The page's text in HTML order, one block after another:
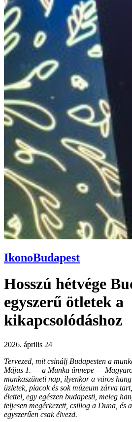
IkonoBudapest
Hosszú hétvége
egyszerű ötletek a
kikapcsolódáshoz
2026. április 24
Tervezed, mit csinálj Budapesten a
Május 1. — a Munka ünnepe —
munkaszüneti nap, ilyenkor a város
üzletek, piacok és sok múzeum zárva
élettel, egy egészen budapesti, meleg
teljesen megérkezett, csillog a Duna, és
egyszerűen csak élvezd.